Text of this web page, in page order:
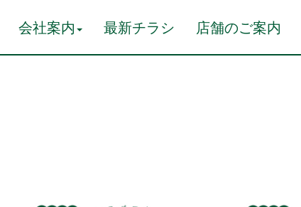
会社案内 最新チラシ 店舗のご案内